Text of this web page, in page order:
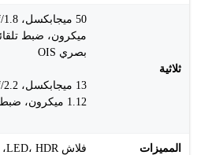
ثلاثية
ميكرون، ضبط
بصري OIS
1.12 ميكرون، ضبط تلقائي
المميزات فلاش LED، HDR، بانوراما